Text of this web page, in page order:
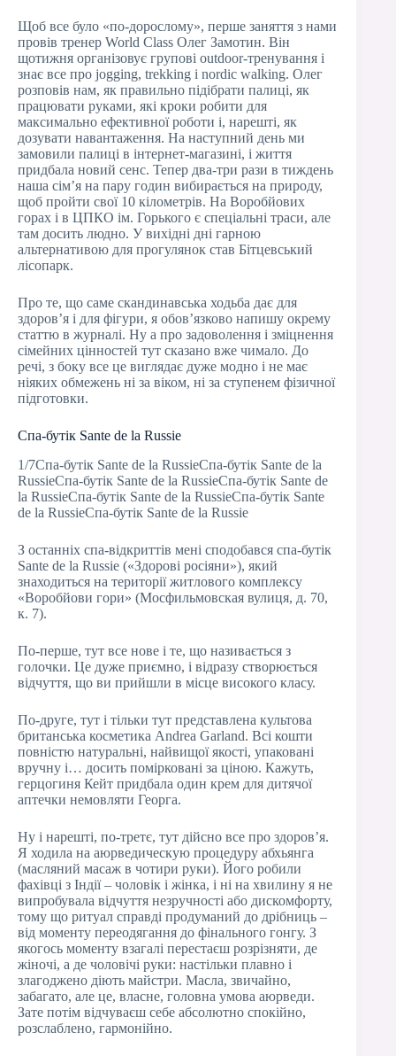
Щоб все було «по-дорослому», перше заняття з нами
провів тренер World Class Олег Замотин. Він
щотижня організовує групові outdoor-тренування і
знає все про jogging, trekking і nordic walking. Олег
розповів нам, як правильно підібрати палиці, як
працювати руками, які кроки робити для
максимально ефективної роботи і, нарешті, як
дозувати навантаження. На наступний день ми
замовили палиці в інтернет-магазині, і життя
придбала новий сенс. Тепер два-три рази в тиждень
наша сім’я на пару годин вибирається на природу,
щоб пройти свої 10 кілометрів. На Воробйових
горах і в ЦПКО ім. Горького є спеціальні траси, але
там досить людно. У вихідні дні гарною
альтернативою для прогулянок став Бітцевський
лісопарк.
Про те, що саме скандинавська ходьба дає для
здоров’я і для фігури, я обов’язково напишу окрему
статтю в журналі. Ну а про задоволення і зміцнення
сімейних цінностей тут сказано вже чимало. До
речі, з боку все це виглядає дуже модно і не має
ніяких обмежень ні за віком, ні за ступенем фізичної
підготовки.
Спа-бутік Sante de la Russie
1/7Спа-бутік Sante de la RussieСпа-бутік Sante de la
RussieСпа-бутік Sante de la RussieСпа-бутік Sante de
la RussieСпа-бутік Sante de la RussieСпа-бутік Sante
de la RussieСпа-бутік Sante de la Russie
З останніх спа-відкриттів мені сподобався спа-бутік
Sante de la Russie («Здорові росіяни»), який
знаходиться на території житлового комплексу
«Воробйови гори» (Мосфильмовская вулиця, д. 70,
к. 7).
По-перше, тут все нове і те, що називається з
голочки. Це дуже приємно, і відразу створюється
відчуття, що ви прийшли в місце високого класу.
По-друге, тут і тільки тут представлена культова
британська косметика Andrea Garland. Всі кошти
повністю натуральні, найвищої якості, упаковані
вручну і… досить помірковані за ціною. Кажуть,
герцогиня Кейт придбала один крем для дитячої
аптечки немовляти Георга.
Ну і нарешті, по-третє, тут дійсно все про здоров’я.
Я ходила на аюрведическую процедуру абхьянга
(масляний масаж в чотири руки). Його робили
фахівці з Індії – чоловік і жінка, і ні на хвилину я не
випробувала відчуття незручності або дискомфорту,
тому що ритуал справді продуманий до дрібниць –
від моменту переодягання до фінального гонгу. З
якогось моменту взагалі перестаєш розрізняти, де
жіночі, а де чоловічі руки: настільки плавно і
злагоджено діють майстри. Масла, звичайно,
забагато, але це, власне, головна умова аюрведи.
Зате потім відчуваєш себе абсолютно спокійно,
розслаблено, гармонійно.